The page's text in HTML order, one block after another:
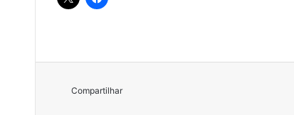
Compartilhar